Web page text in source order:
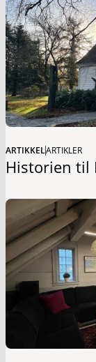
ARTIKKELARTIKLER
Historien til